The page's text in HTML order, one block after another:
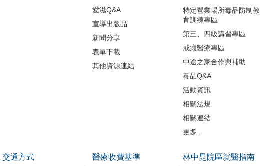
愛滋Q&A
宣導出版品
新聞分享
表單下載
其他資源連結
特定營業場所毒品防制教
育訓練專區
第三、四級講習專區
戒癮醫療專區
中途之家合作與補助
毒品Q&A
活動資訊
相關法規
相關連結
更多...
交通方式 醫療收費基準 林中昆院區就醫指南